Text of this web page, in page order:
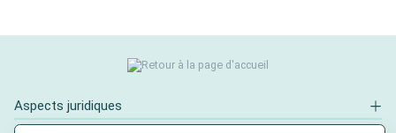
Aspects juridiques